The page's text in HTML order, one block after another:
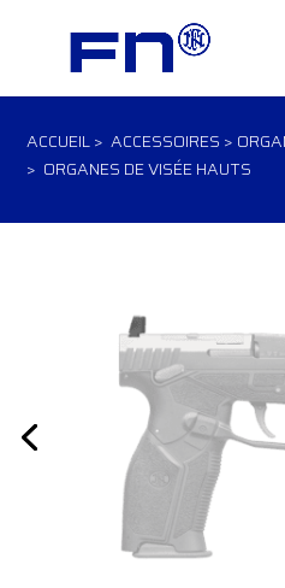
ACCUEIL>ACCESSOIRES >
> ORGANES DE VISÉE HAUTS